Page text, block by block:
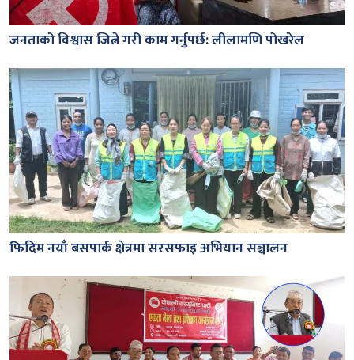
जनताको विश्वास जित्ने गरी काम गर्नुपर्छ: लीलामणि पोखरेल
फिदिम नयाँ बसपार्क क्षेत्रमा सरसफाइ अभियान सञ्चालन